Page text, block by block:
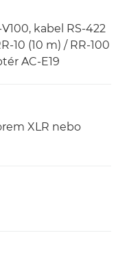
kabel RS-422
10 (10 m) / RR-100
AC-E19
XLR nebo